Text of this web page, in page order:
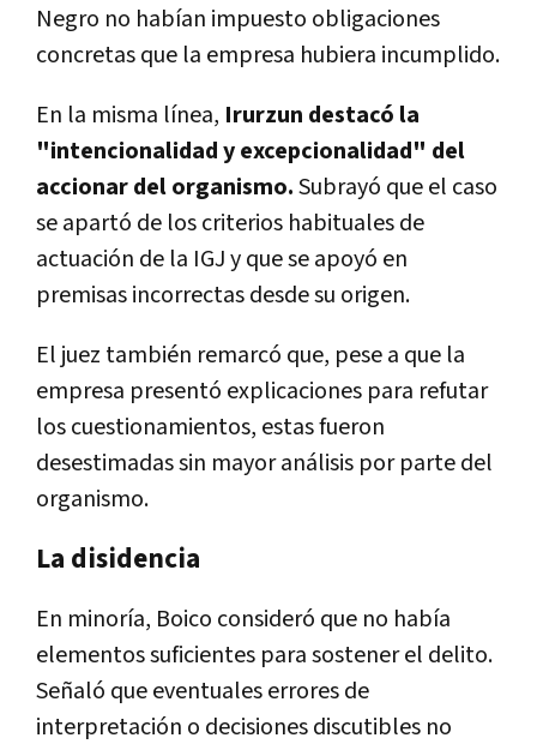
Negro no habían impuesto obligaciones
concretas que la empresa hubiera incumplido.
En la misma línea, Irurzun destacó la
"intencionalidad y excepcionalidad" del
accionar del organismo.Subrayó que el caso
se apartó de los criterios habituales de
actuación de la IGJ y que se apoyó en
premisas incorrectas desde su origen.
El juez también remarcó que, pese a que la
empresa presentó explicaciones para refutar
los cuestionamientos, estas fueron
desestimadas sin mayor análisis por parte del
organismo.
La disidencia
En minoría, Boico consideró que no había
elementos suficientes para sostener el delito.
Señaló que eventuales errores de
interpretación o decisiones discutibles no